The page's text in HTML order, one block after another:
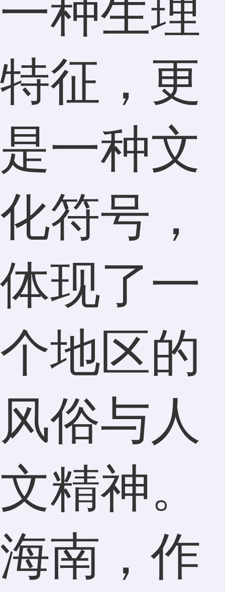
一种生理
特征，更
是一种文
化符号，
体现了一
个地区的
风俗与人
文精神。
海南，作